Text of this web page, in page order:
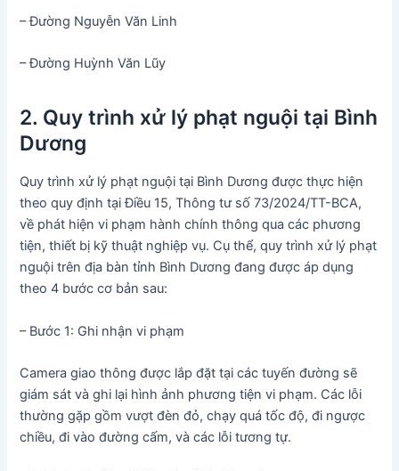
– Đường Nguyễn Văn Linh
– Đường Huỳnh Văn Lũy
2. Quy trình xử lý phạt nguội tại Bình
Dương
Quy trình xử lý phạt nguội tại Bình Dương được thực hiện
theo quy định tại Điều 15, Thông tư số 73/2024/TT-BCA,
về phát hiện vi phạm hành chính thông qua các phương
tiện, thiết bị kỹ thuật nghiệp vụ. Cụ thể, quy trình xử lý phạt
nguội trên địa bàn tỉnh Bình Dương đang được áp dụng
theo 4 bước cơ bản sau:
– Bước 1: Ghi nhận vi phạm
Camera giao thông được lắp đặt tại các tuyến đường sẽ
giám sát và ghi lại hình ảnh phương tiện vi phạm. Các lỗi
thường gặp gồm vượt đèn đỏ, chạy quá tốc độ, đi ngược
chiều, đi vào đường cấm, và các lỗi tương tự.